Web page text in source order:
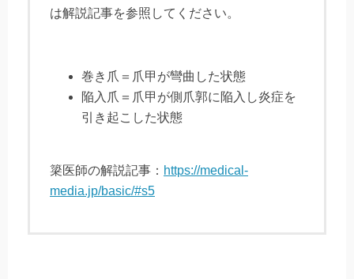
は解説記事を参照してください。
巻き爪＝爪甲が彎曲した状態
陥入爪＝爪甲が側爪郭に陥入し炎症を
引き起こした状態
簗医師の解説記事： https://medical-
media.jp/basic/#s5